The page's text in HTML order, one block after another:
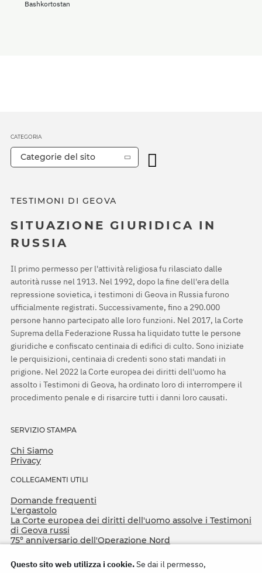
Bashkortostan
TESTIMONI DI GEOVA
SITUAZIONE GIURIDICA IN
RUSSIA
Il primo permesso per l'attività religiosa fu rilasciato dalle
autorità russe nel 1913. Nel 1992, dopo la fine dell'era della
repressione sovietica, i testimoni di Geova in Russia furono
ufficialmente registrati. Successivamente, fino a 290.000
persone hanno partecipato alle loro funzioni. Nel 2017, la Corte
Suprema della Federazione Russa ha liquidato tutte le persone
giuridiche e confiscato centinaia di edifici di culto. Sono iniziate
le perquisizioni, centinaia di credenti sono stati mandati in
prigione. Nel 2022 la Corte europea dei diritti dell'uomo ha
assolto i Testimoni di Geova, ha ordinato loro di interrompere il
procedimento penale e di risarcire tutti i danni loro causati.
SERVIZIO STAMPA
Chi Siamo
Privacy
COLLEGAMENTI UTILI
Domande frequenti
L'ergastolo
La Corte europea dei diritti dell'uomo assolve i Testimoni
di Geova russi
75º anniversario dell'Operazione Nord
CATEGORIA
Categorie del sito
Questo sito web utilizza i cookie.Se dai il permesso,